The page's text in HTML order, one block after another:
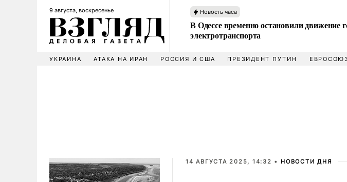
9 августа, воскресенье Новость часа
В Одессе временно остановили движение
электротранспорта
УКРАИНА АТАКА НА ИРАН РОССИЯ И США ПРЕЗИДЕНТ ПУТИН
14 АВГУСТА 2025, 14:32 • НОВОСТИ ДНЯ